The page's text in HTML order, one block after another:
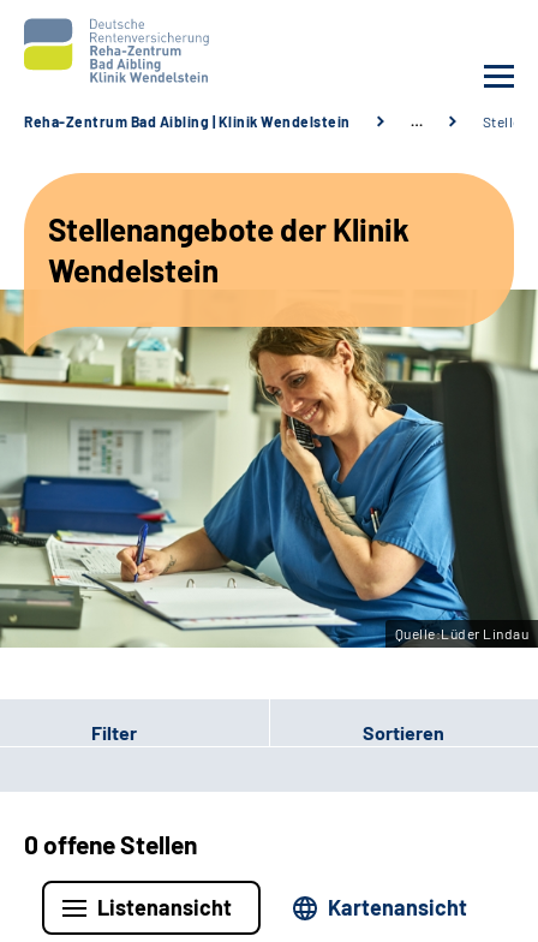
Unsere Angebote
Karriere
Sozialdienste & Zuweisende
Suche
Leichte Sprache
Gebärdensprache
Reha-Zentrum Bad Aibling | Klinik Wendelstein …
Stellenangebote der Klinik
Wendelstein
Quelle:Lüder Lindau
Filter Sortieren
0 offene Stellen
Listenansicht Kartenansicht